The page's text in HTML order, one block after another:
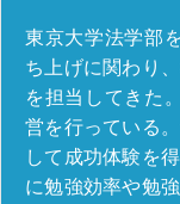
東京大学法学部
ち上げに関わり
を担当してきた
営を行っている
して成功体験を
に勉強効率や勉